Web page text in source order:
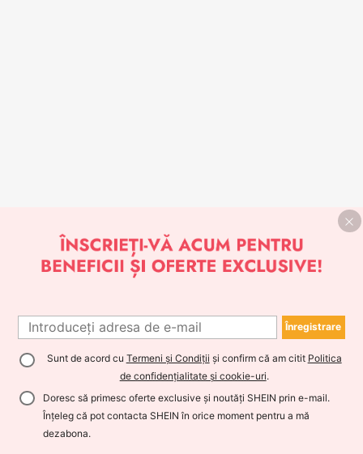
Înregistrare
Sunt de acord cu Termeni și Condiții și confirm că am citit Politica
de confidențialitate și cookie-uri.
Doresc să primesc oferte exclusive și noutăți SHEIN prin e-mail.
Înțeleg că pot contacta SHEIN în orice moment pentru a mă
dezabona.